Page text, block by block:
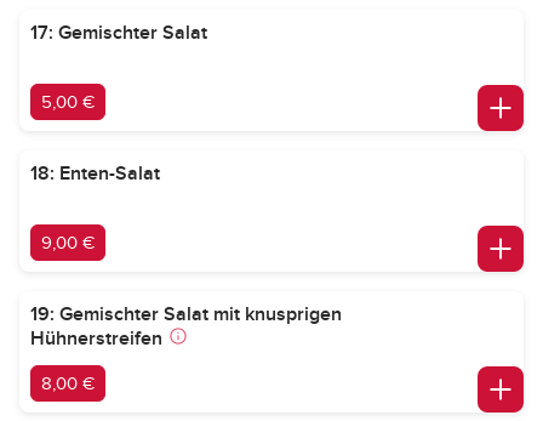
17: Gemischter Salat
5,00 €
18: Enten-Salat
9,00 €
19: Gemischter Salat mit knusprigen
Hühnerstreifen
8,00 €